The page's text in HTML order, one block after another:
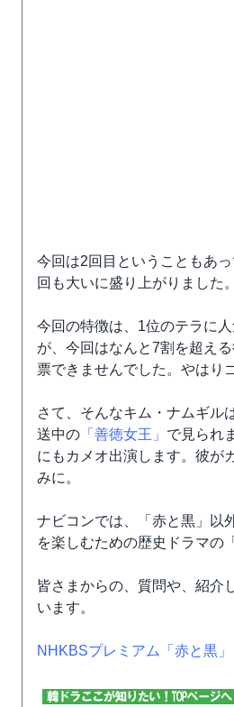
今回は2回目ということもあ
回も大いに盛り上がりました
今回の特徴は、1位のテラに
が、今回はなんと7割を超え
票できませんでした。やはり
さて、そんなキム・ナムギル
送中の 「善徳女王」 で見られ
にもカメオ出演します。彼が
みに。
ナビコンでは、「赤と黒」以
を楽しむための歴史ドラマの
皆さまからの、質問や、紹介
います。
NHKBSプレミアム「赤と黒」